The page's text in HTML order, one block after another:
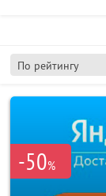
По рейтингу
-50%